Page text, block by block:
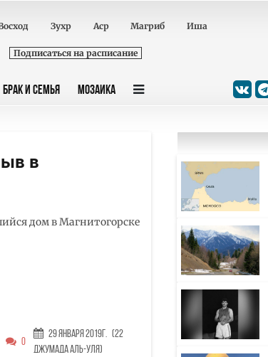
Зухр Аср Магриб Иша
Подписаться на расписание
БРАК И СЕМЬЯ МОЗАИКА
в
дом в Магнитогорске
0
29 Января 2019г. (22
Джумада аль-уля)